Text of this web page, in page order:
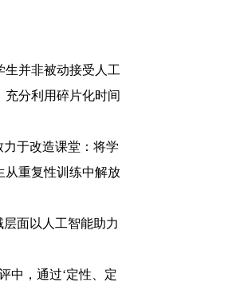
生并非被动接受人工
分利用碎片化时间
于改造课堂：将学
从重复性训练中解放
面以人工智能助力
中，通过‘定性、定